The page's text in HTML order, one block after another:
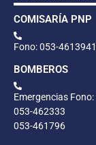
COMISARÍA PNP
Fono: 053-4613941
BOMBEROS
Emergencias
053-462333
053-461796